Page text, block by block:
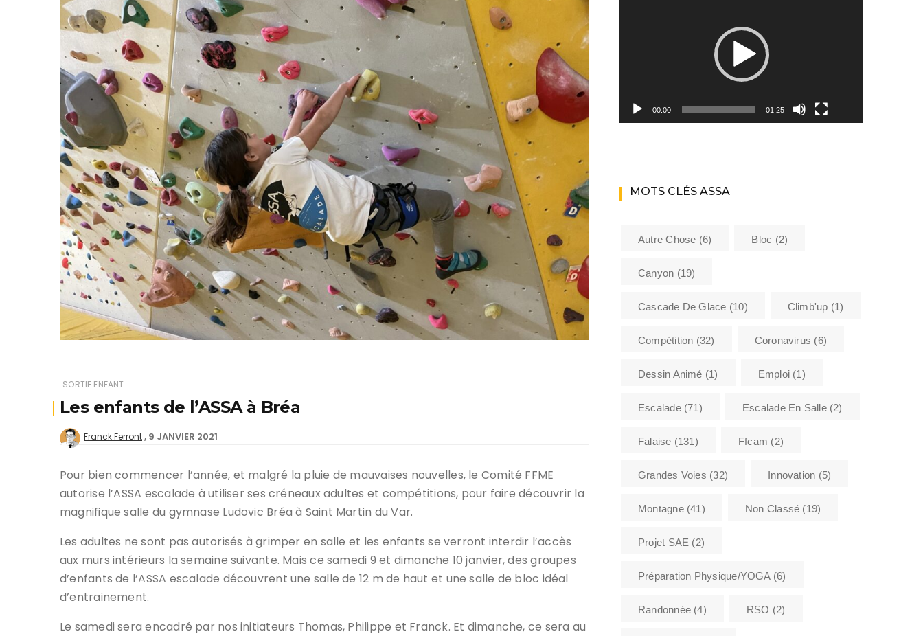
passeport
Devenir responsable de
séance
Créer une événement non
officiel sur Spond
Tutoriel SPOND Adulte
Charte du grimpeur ASSA
Programme des cours
Les encadrants du club
Sécurité
SORTIE ENFANT
Les enfants de l’ASSA à Bréa
Franck Ferront 9 JANVIER 2021
Pour bien commencer l’année, et malgré la pluie de mauvaises nouvelles, le Comité FFME
autorise l’ASSA escalade à utiliser ses créneaux adultes et compétitions, pour faire découvrir la
magnifique salle du gymnase Ludovic Bréa à Saint Martin du Var.
Les adultes ne sont pas autorisés à grimper en salle et les enfants se verront interdir l’accès
aux murs intérieurs la semaine suivante. Mais ce samedi 9 et dimanche 10 janvier, des groupes
d’enfants de l’ASSA escalade découvrent une salle de 12 m de haut et une salle de bloc idéal
d’entrainement.
Le samedi sera encadré par nos initiateurs Thomas, Philippe et Franck. Et dimanche, ce sera au
00:00 01:25
MOTS CLÉS ASSA
Autre Chose (6) Bloc (2)
Canyon (19)
Cascade De Glace (10) Climb'up (1)
Compétition (32) Coronavirus (6)
Dessin Animé (1) Emploi(1)
Escalade(71) Escalade En Salle(2)
Falaise (131) Ffcam (2)
Grandes Voies (32) Innovation (5)
Montagne(41) Non Classé (19)
Projet SAE (2)
Préparation Physique/YOGA(6)
Randonnée (4) RSO (2)